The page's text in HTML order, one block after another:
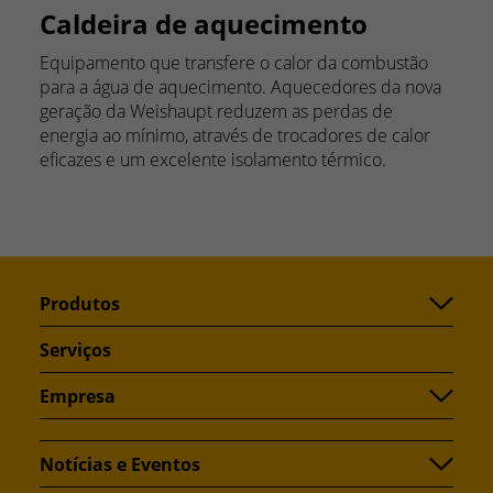
Caldeira de aquecimento
Equipamento que transfere o calor da combustão
para a água de aquecimento. Aquecedores da nova
geração da Weishaupt reduzem as perdas de
energia ao mínimo, através de trocadores de calor
eficazes e um excelente isolamento térmico.
Produtos
Serviços
Empresa
Notícias e Eventos